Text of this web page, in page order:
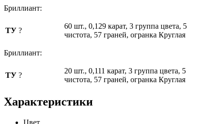
Бриллиант:
ТУ ?
60 шт., 0,129 карат, 3 группа цвета, 5
чистота, 57 граней, огранка Круглая
Бриллиант:
ТУ ?
20 шт., 0,111 карат, 3 группа цвета, 5
чистота, 57 граней, огранка Круглая
Характеристики